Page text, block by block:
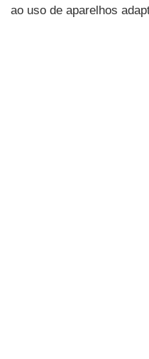
ao uso de aparelhos